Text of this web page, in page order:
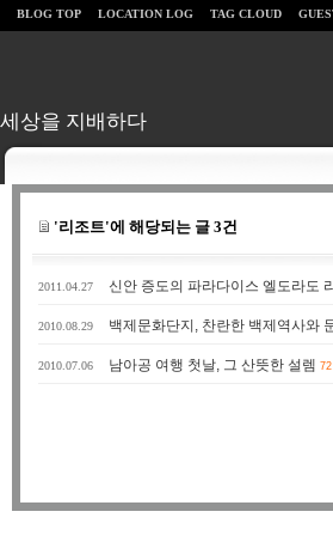
세상을 지배하다
BLOG TOP LOCATION LOG TAG CLOUD
'리조트'에 해당되는 글 3건
2011.04.27 신안 증도의 파라다이스 엘도라도
2010.08.29 백제문화단지, 찬란한 백제역사와
2010.07.06 남아공 여행 첫날, 그 산뜻한 설렘 72